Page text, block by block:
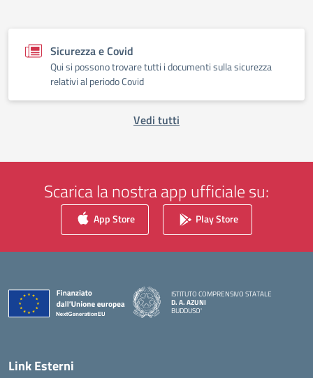
Sicurezza e Covid
Qui si possono trovare tutti i documenti sulla sicurezza
relativi al periodo Covid
Vedi tutti
Scarica la nostra app ufficiale su:
App Store Play Store
ISTITUTO COMPRENSIVO STATALE
D. A. AZUNI
BUDDUSO'
Link Esterni